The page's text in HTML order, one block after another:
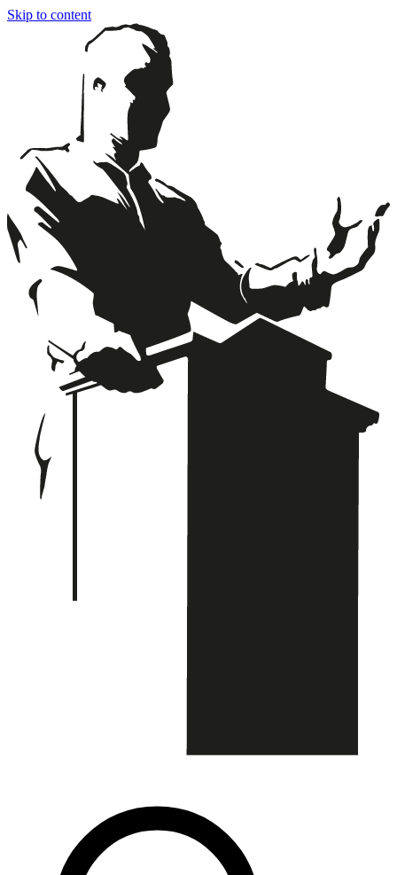
Skip to content